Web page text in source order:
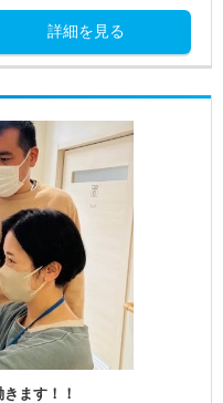
詳細を見る
ます！！